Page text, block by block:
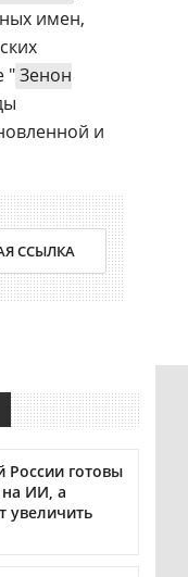
имен,
"Зенон
и
ССЫЛКА
готовы
ИИ, а
увеличить